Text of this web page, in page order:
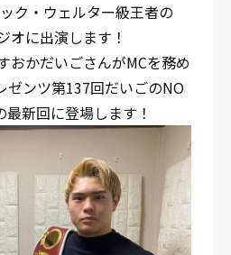
ボクシングジム
子市南町3-8 第2原嶋ビル1F
：042-622-7222
〜22:00 / 日・祝 14:00〜19:00
ク・ウェルター級王者の
オに出演します！
おかだいごさんがMCを務め
ンツ第137回だいごのNO
新回に登場します！